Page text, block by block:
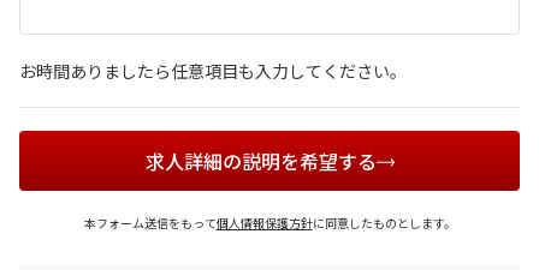
お時間ありましたら任意項目も入力してください。
求人詳細の説明を希望する
本フォーム送信をもって個人情報保護方針に同意したものとします。